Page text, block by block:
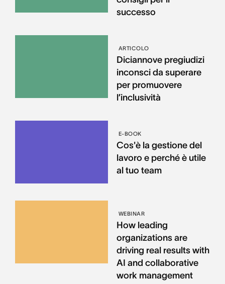
successo
ARTICOLO
Diciannove pregiudizi
inconsci da superare
per promuovere
l’inclusività
E-BOOK
Cos'è la gestione del
lavoro e perché è utile
al tuo team
WEBINAR
How leading
organizations are
driving real results with
AI and collaborative
work management